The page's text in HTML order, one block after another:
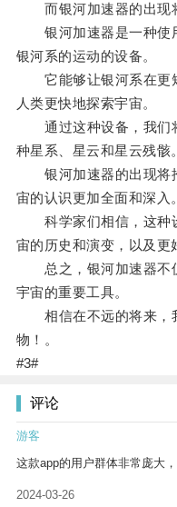
而银河加速器的出现
银河加速器是一种使
银河系的运动的设备。
它能够让银河系在更
人类更快地探索宇宙。
通过这种设备，我们
种星系、星云和星云残骸。
银河加速器的出现将
宙的认识更加全面和深入。
科学家们相信，这种
宙的历史和演变，以及更
总之，银河加速器不
宇宙的重要工具。
相信在不远的将来，
物！。
#3#
评论
游客
这款app的用户群体非常庞大
2024-03-26